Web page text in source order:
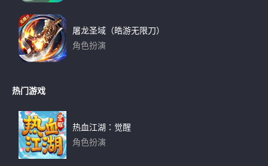
屠龙圣域（皓游无限刀）
角色扮演
热门游戏
热血江湖：觉醒
角色扮演